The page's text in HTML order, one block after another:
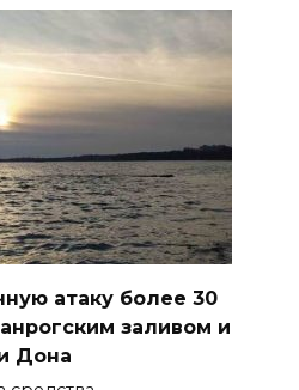
атаку более 30
заливом и
Дона